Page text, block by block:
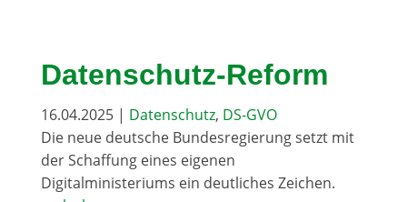
Datenschutz-Reform
16.04.2025| Datenschutz, DS-GVO
Die neue deutsche Bundesregierung setzt mit
der Schaffung eines eigenen
Digitalministeriums ein deutliches Zeichen.